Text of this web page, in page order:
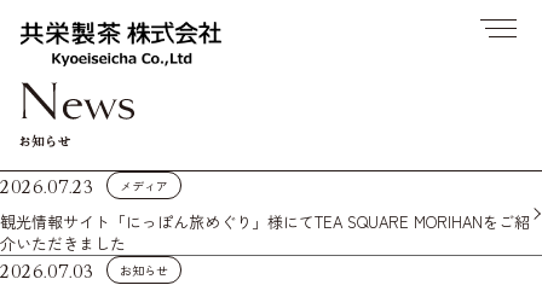
お知らせ
2026.07.23 メディア
観光情報サイト「にっぽん旅めぐり」様にてTEA SQUARE MORIHANをご紹
介いただきました
2026.07.03 お知らせ